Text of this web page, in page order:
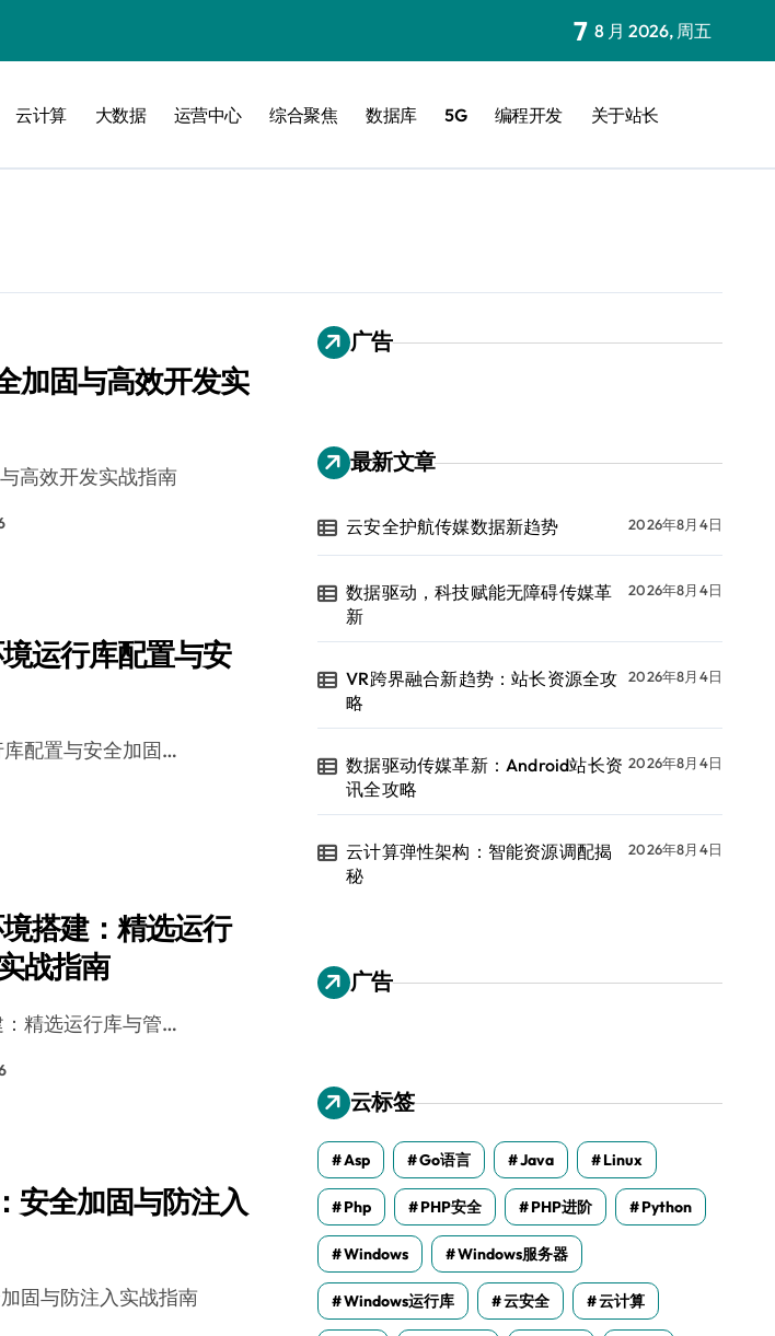
7 8 月 2026, 周五
云计算 大数据 运营中心 综合聚焦 数据库 5G 编程开发 关于站长
加固与高效开发实
与高效开发实战指南
运行库配置与安
库配置与安全加固…
搭建：精选运行
战指南
：精选运行库与管…
安全加固与防注入
加固与防注入实战指南
广告
最新文章
云安全护航传媒数据新趋势 2026年8月4日
数据驱动，科技赋能无障碍传媒革
新
2026年8月4日
VR跨界融合新趋势：站长资源全攻
略
2026年8月4日
数据驱动传媒革新：Android站长资
讯全攻略
2026年8月4日
云计算弹性架构：智能资源调配揭
秘
2026年8月4日
广告
云标签
Asp Go语言 Java Linux
Php PHP安全 PHP进阶 Python
Windows Windows服务器
Windows运行库 云安全 云计算